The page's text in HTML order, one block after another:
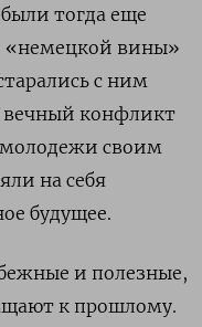
тогда еще
«немецкой вины»
с ним
вечный конфликт
своим
на себя
будущее.
и полезные,
к прошлому.